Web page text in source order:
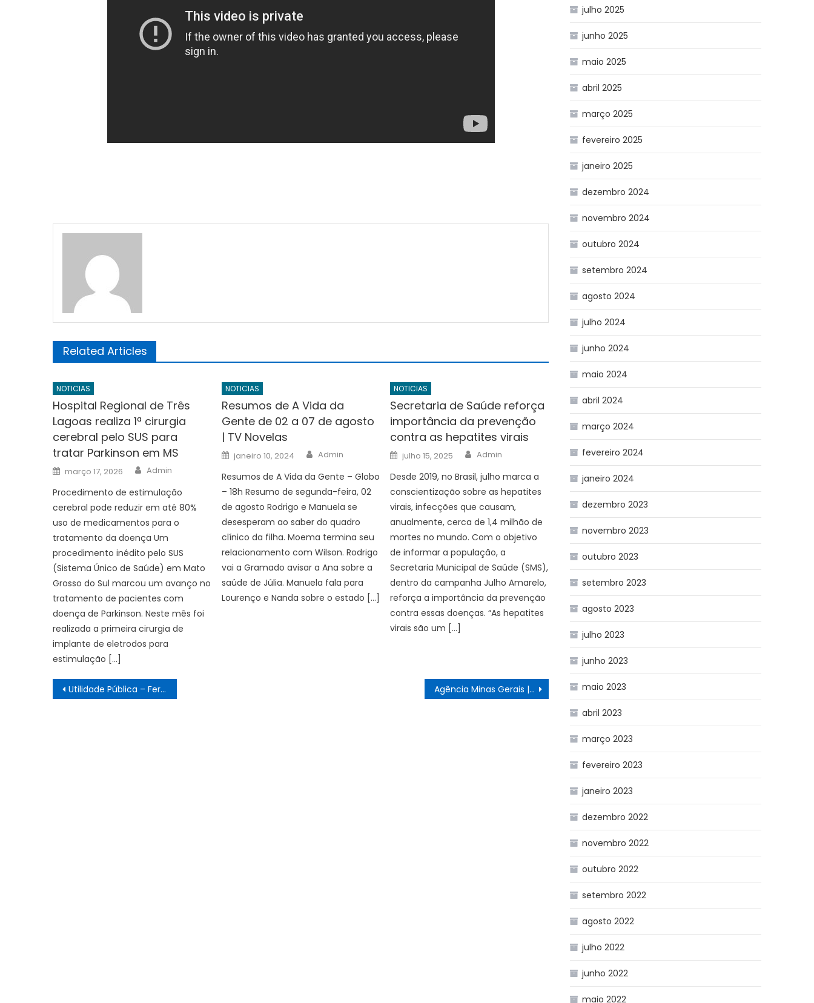
Related Articles
NOTICIAS
Hospital Regional de Três
Lagoas realiza 1ª cirurgia
cerebral pelo SUS para
tratar Parkinson em MS
Posted
on
março 17, 2026 Author
Admin
Procedimento de estimulação
cerebral pode reduzir em até 80%
uso de medicamentos para o
tratamento da doença Um
procedimento inédito pelo SUS
(Sistema Único de Saúde) em Mato
Grosso do Sul marcou um avanço no
tratamento de pacientes com
doença de Parkinson. Neste mês foi
realizada a primeira cirurgia de
implante de eletrodos para
estimulação […]
NOTICIAS
Resumos de A Vida da
Gente de 02 a 07 de agosto
| TV Novelas
Posted
on
janeiro 10, 2024 Author
Admin
Resumos de A Vida da Gente – Globo
– 18h Resumo de segunda-feira, 02
de agosto Rodrigo e Manuela se
desesperam ao saber do quadro
clínico da filha. Moema termina seu
relacionamento com Wilson. Rodrigo
vai a Gramado avisar a Ana sobre a
saúde de Júlia. Manuela fala para
Lourenço e Nanda sobre o estado […]
NOTICIAS
Secretaria de Saúde reforça
importância da prevenção
contra as hepatites virais
Posted
on
julho 15, 2025 Author
Admin
Desde 2019, no Brasil, julho marca a
conscientização sobre as hepatites
virais, infecções que causam,
anualmente, cerca de 1,4 milhão de
mortes no mundo. Com o objetivo
de informar a população, a
Secretaria Municipal de Saúde (SMS),
dentro da campanha Julho Amarelo,
reforça a importância da prevenção
contra essas doenças. “As hepatites
virais são um […]
Navegação
de
Utilidade Pública – Feriado de Tiradentes Agência Minas Gerais | Revitalização da área administrativa do Hospital Júlia Kubitschek aperfeiçoa serviços e traz benefícios para a assistência
julho 2025
junho 2025
maio 2025
abril 2025
março 2025
fevereiro 2025
janeiro 2025
dezembro 2024
novembro 2024
outubro 2024
setembro 2024
agosto 2024
julho 2024
junho 2024
maio 2024
abril 2024
março 2024
fevereiro 2024
janeiro 2024
dezembro 2023
novembro 2023
outubro 2023
setembro 2023
agosto 2023
julho 2023
junho 2023
maio 2023
abril 2023
março 2023
fevereiro 2023
janeiro 2023
dezembro 2022
novembro 2022
outubro 2022
setembro 2022
agosto 2022
julho 2022
junho 2022
maio 2022